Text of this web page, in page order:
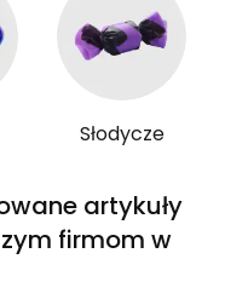
Słodycze
artykuły
firmom w